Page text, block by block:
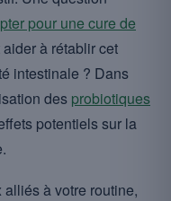
pour une cure de
à rétablir cet
intestinale ? Dans
des probiotiques
potentiels sur la
alliés à votre routine,